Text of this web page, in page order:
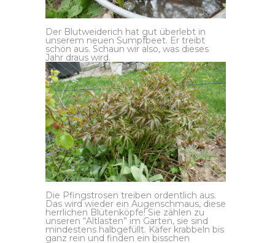
Der Blutweiderich hat gut überlebt in
unserem neuen Sumpfbeet. Er treibt
schön aus. Schaun wir also, was dieses
Jahr draus wird.
Die Pfingstrosen treiben ordentlich aus.
Das wird wieder ein Augenschmaus, diese
herrlichen Blütenköpfe! Sie zählen zu
unseren “Altlasten” im Garten, sie sind
mindestens halbgefüllt. Käfer krabbeln bis
ganz rein und finden ein bisschen